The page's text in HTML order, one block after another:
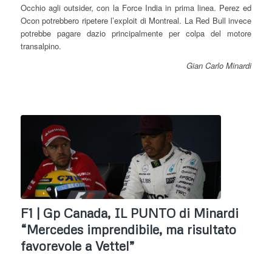
Occhio agli outsider, con la Force India in prima linea. Perez ed
Ocon potrebbero ripetere l’exploit di Montreal. La Red Bull invece
potrebbe pagare dazio principalmente per colpa del motore
transalpino.
Gian Carlo Minardi
F1 | Gp Canada, IL PUNTO di Minardi
“Mercedes imprendibile, ma risultato
favorevole a Vettel”